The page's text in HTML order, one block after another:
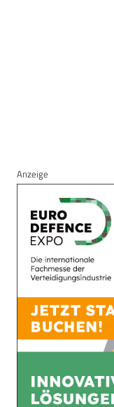
Anzeige